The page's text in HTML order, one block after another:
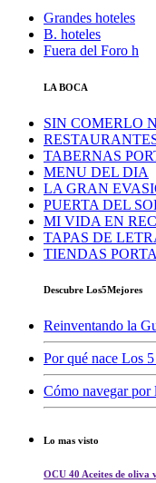
Grandes hoteles
B. hoteles
Fuera del Foro h
LA BOCA
SIN COMERLO
TABERNAS
MENU DEL DIA
LA GRAN
PUERTA DEL
MI VIDA EN
TAPAS DE
TIENDAS
Descubre Los5Mejores
Reinventando la
Por qué nace Los
Cómo navegar por
Lo mas visto
OCU 40 Aceites de oliva